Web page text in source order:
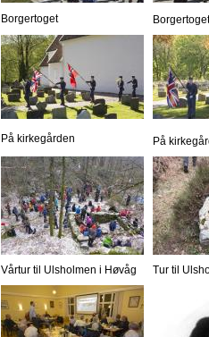
Borgertoget Borgertoget
På kirkegården
På
Vårtur til Ulsholmen i Høvåg
Tur til